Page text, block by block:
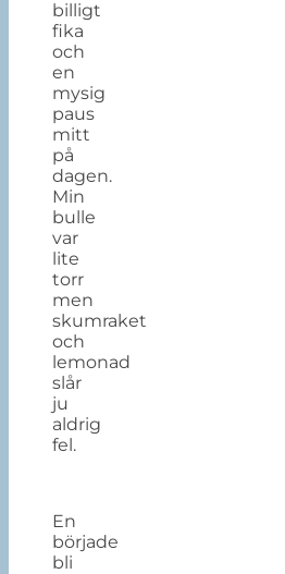
billigt
fika
och
en
mysig
paus
mitt
på
dagen.
Min
bulle
var
lite
torr
men
skumraket
och
lemonad
slår
ju
aldrig
fel.
En
började
bli